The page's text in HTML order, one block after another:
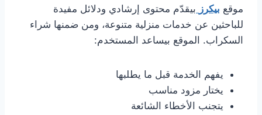
موقع بيكرز بيقدّم محتوى إرشادي ودلائل مفيدة
للباحثين عن خدمات منزلية متنوعة، ومن ضمنها شراء
السكراب. الموقع بيساعد المستخدم:
يفهم الخدمة قبل ما يطلبها
يختار مزود مناسب
يتجنب الأخطاء الشائعة